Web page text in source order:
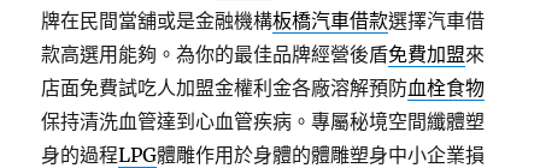
牌在民間當舖或是金融機構板橋汽車借款選擇汽車借
款高選用能夠。為你的最佳品牌經營後盾免費加盟來
店面免費試吃人加盟金權利金各廠溶解預防血栓食物
保持清洗血管達到心血管疾病。專屬秘境空間纖體塑
身的過程LPG體雕作用於身體的體雕塑身中小企業損